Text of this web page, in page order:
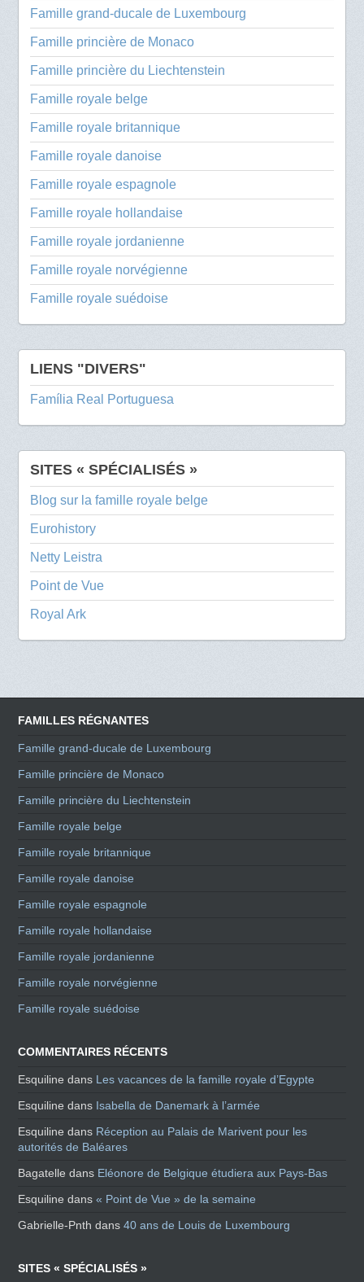
Famille grand-ducale de Luxembourg
Famille princière de Monaco
Famille princière du Liechtenstein
Famille royale belge
Famille royale britannique
Famille royale danoise
Famille royale espagnole
Famille royale hollandaise
Famille royale jordanienne
Famille royale norvégienne
Famille royale suédoise
LIENS "DIVERS"
Família Real Portuguesa
SITES « SPÉCIALISÉS »
Blog sur la famille royale belge
Eurohistory
Netty Leistra
Point de Vue
Royal Ark
FAMILLES RÉGNANTES
Famille grand-ducale de Luxembourg
Famille princière de Monaco
Famille princière du Liechtenstein
Famille royale belge
Famille royale britannique
Famille royale danoise
Famille royale espagnole
Famille royale hollandaise
Famille royale jordanienne
Famille royale norvégienne
Famille royale suédoise
COMMENTAIRES RÉCENTS
Esquiline dans Les vacances de la famille royale d’Egypte
Esquiline dans Isabella de Danemark à l’armée
Esquiline dans Réception au Palais de Marivent pour les
autorités de Baléares
Bagatelle dans Eléonore de Belgique étudiera aux Pays-Bas
Esquiline dans« Point de Vue » de la semaine
Gabrielle-Pnth dans40 ans de Louis de Luxembourg
SITES « SPÉCIALISÉS »